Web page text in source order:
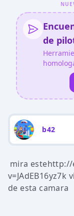
de
b42
mira estehttp://
de esta camara